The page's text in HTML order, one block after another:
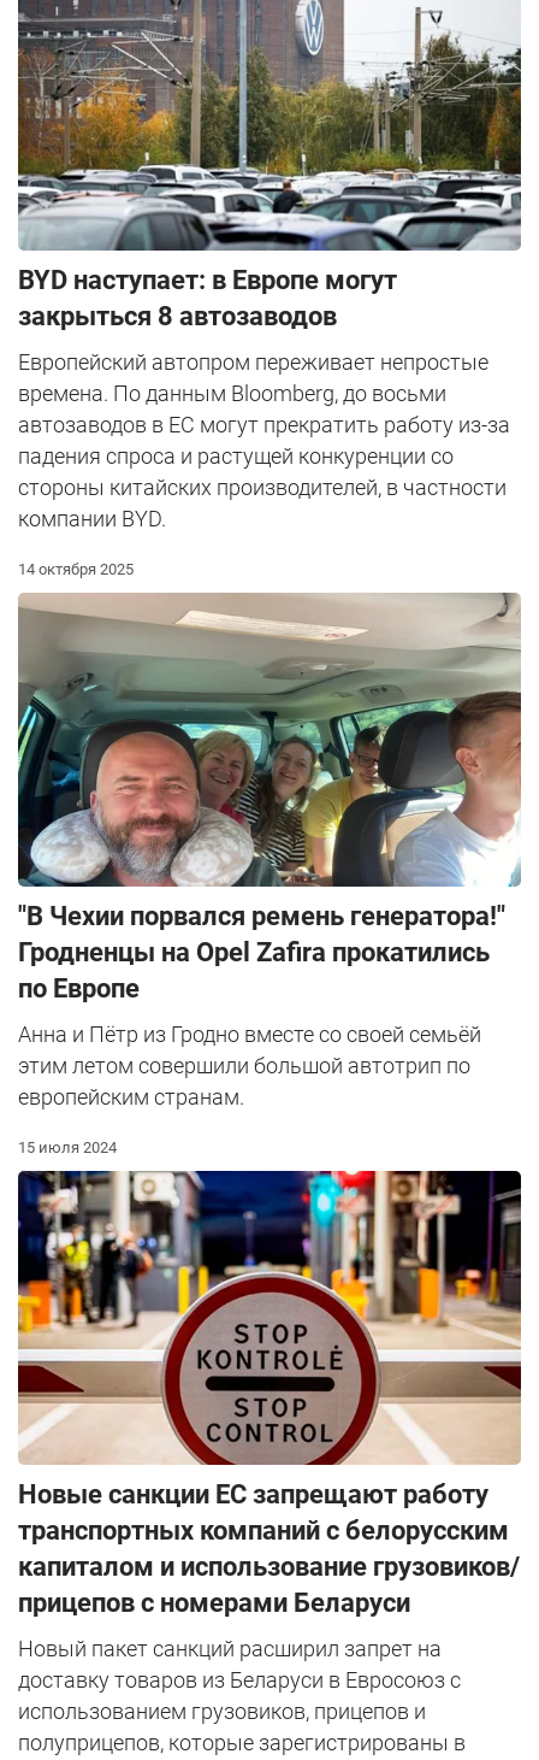
BYD наступает: в Европе могут
закрыться 8 автозаводов
Европейский автопром переживает непростые
времена. По данным Bloomberg, до восьми
автозаводов в ЕС могут прекратить работу из-за
падения спроса и растущей конкуренции со
стороны китайских производителей, в частности
компании BYD.
14 октября 2025
"В Чехии порвался ремень генератора!"
Гродненцы на Opel Zafira прокатились
по Европе
Анна и Пётр из Гродно вместе со своей семьёй
этим летом совершили большой автотрип по
европейским странам.
15 июля 2024
Новые санкции ЕС запрещают работу
транспортных компаний с белорусским
капиталом и использование грузовиков/
прицепов с номерами Беларуси
Новый пакет санкций расширил запрет на
доставку товаров из Беларуси в Евросоюз с
использованием грузовиков, прицепов и
полуприцепов, которые зарегистрированы в